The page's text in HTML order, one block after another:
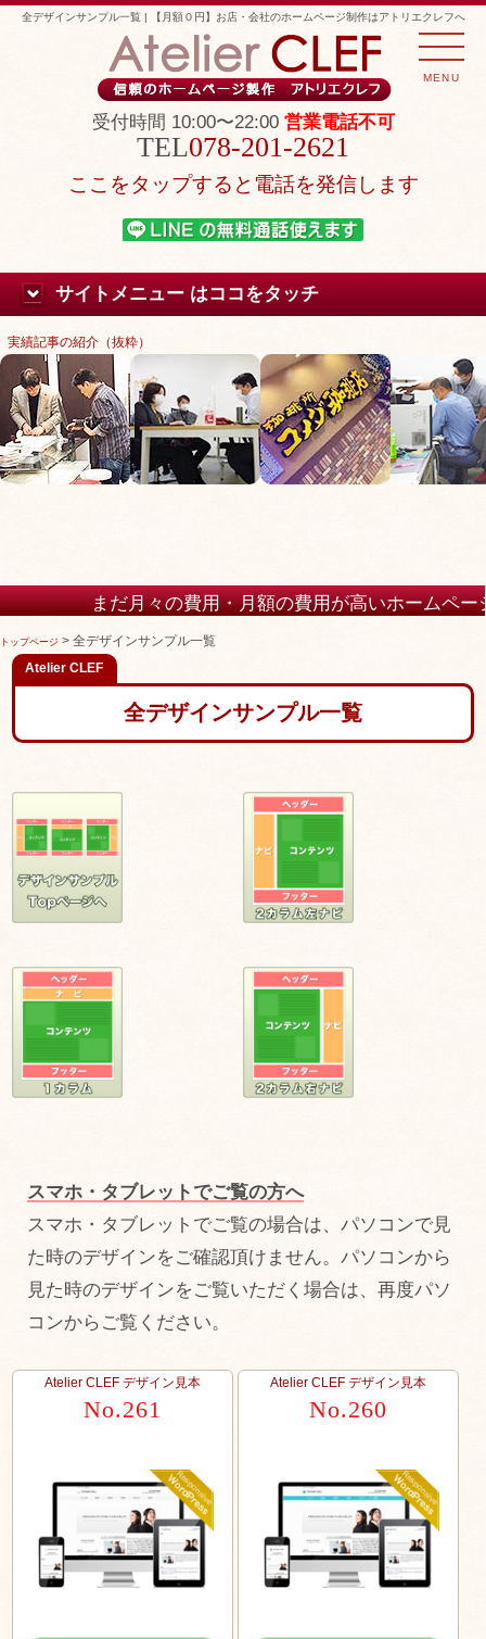
全デザインサンプル一覧 | 【月額０円】お店・会社のホームページ制作はアトリエクレフへ
受付時間 10:00〜22:00 営業電話不可
078-201-2621
ここをタップすると電話を発信します
サイトメニュー はココをタッチ
実績記事の紹介（抜粋）
月額の費用が高いホームページを使い続
トップページ > 全デザインサンプル一覧
全デザインサンプル一覧
スマホ・タブレットでご覧の方へ
スマホ・タブレットでご覧の場合は、パソコンで見
た時のデザインをご確認頂けません。パソコンから
見た時のデザインをご覧いただく場合は、再度パソ
コンからご覧ください。
Atelier CLEF デザイン見本
No.261
Atelier CLEF デザイン見本
No.260
MENU